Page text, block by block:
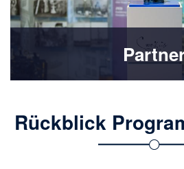
Rückblick